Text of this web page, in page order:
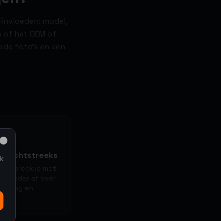
model,
of het OEM of
foto's en een
rechtstreeks
spreek je met
bieder af over